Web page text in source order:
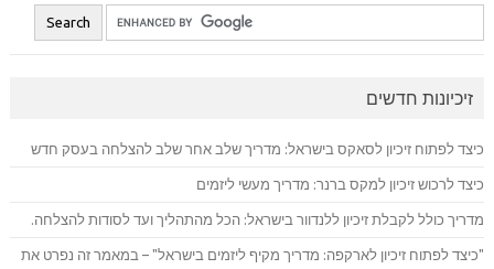
זיכיונות חדשים
כיצד לפתוח זיכיון לסאקס בישראל: מדריך שלב אחר שלב להצלחה בעסק חדש
כיצד לרכוש זיכיון למקס ברנר: מדריך מעשי ליזמים
מדריך כולל לקבלת זיכיון ללנדוור בישראל: הכל מהתהליך ועד לסודות להצלחה.
"כיצד לפתוח זיכיון לארקפה: מדריך מקיף ליזמים בישראל" – במאמר זה נפרט את